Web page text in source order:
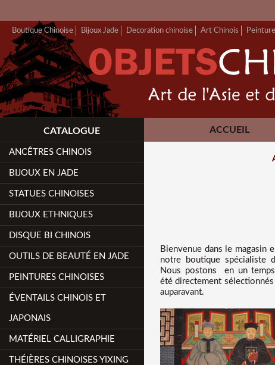
Boutique Chinoise Bijoux Jade Decoration chinoise Art Chinois
ACCUEIL
CATALOGUE
ANCÊTRES CHINOIS
BIJOUX EN JADE
STATUES CHINOISES
BIJOUX ETHNIQUES
DISQUE BI CHINOIS
OUTILS DE BEAUTÉ EN JADE
PEINTURES CHINOISES
ÉVENTAILS CHINOIS ET
JAPONAIS
MATÉRIEL CALLIGRAPHIE
THÉIÈRES CHINOISES YIXING
Bienvenue dans le magasin
notre boutique spécialiste
Nous postons en un
été directement
auparavant.